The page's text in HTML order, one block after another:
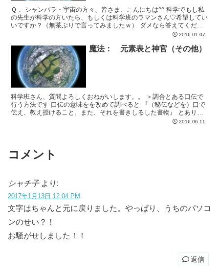
Ｑ． シャンバラ・宇宙の方々、皆さま、こんにちは^^ 科学でもし私
の先生が科学の方いたら、もしくは科学班のラマンさん♡希望してい
いですか？（無茶ぶりで言ってみましたｗ） ダメなら答えてくださ
る方ならどうせイケメンだからお名前教えてくださいm... 2016.01.07
魔法： 元素表と神官（その他）
科学班さん、質問よろしくおねがいします。。 ＞調合とある口伝で
行う方法です 口伝の意味をを改めて調べると 『（秘伝などを）口で
伝え、教え授けること。また、それを書きしるした書物』 とありま
2016.06.11
コメント
シャチ子 より:
2017年1月13日 12:04 PM
文字はちゃんと元に戻りました。やっぱり、うちのパソコ
ンのせい？！
お騒がせしました！！
返信